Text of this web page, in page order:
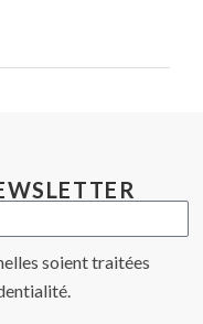
soient traitées